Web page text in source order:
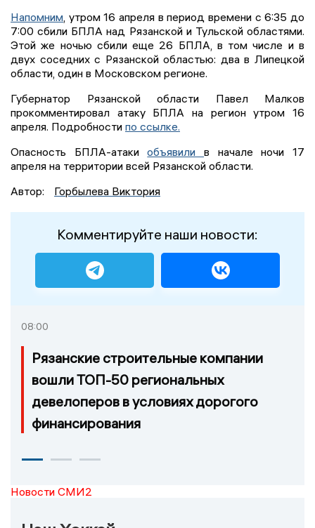
Напомним, утром 16 апреля в период времени с 6:35 до
7:00 сбили БПЛА над Рязанской и Тульской областями.
Этой же ночью сбили еще 26 БПЛА, в том числе и в
двух соседних с Рязанской областью: два в Липецкой
области, один в Московском регионе.
Губернатор Рязанской области Павел Малков
прокомментировал атаку БПЛА на регион утром 16
апреля. Подробности по ссылке.
Опасность БПЛА-атакиобъявилив начале ночи 17
апреля на территории всей Рязанской области.
Автор:
Горбылева Виктория
Комментируйте наши новости:
08:00
Рязанские строительные компании
вошли ТОП-50 региональных
девелоперов в условиях дорогого
финансирования
Новости СМИ2